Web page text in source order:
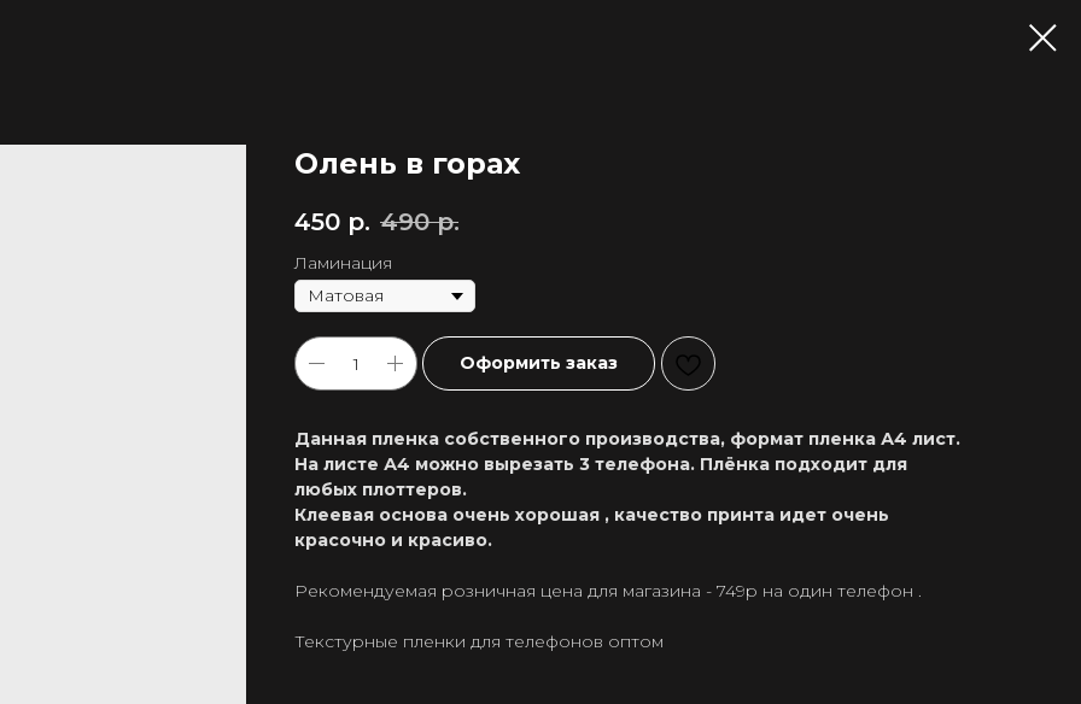
Олень в горах
450 р. 490 р.
Ламинация
Оформить заказ
Данная пленка собственного производства, формат пленка А4 лист.
На листе А4 можно вырезать 3 телефона. Плёнка подходит для
любых плоттеров.
Клеевая основа очень хорошая , качество принта идет очень
красочно и красиво.
Рекомендуемая розничная цена для магазина - 749р на один телефон .
Текстурные пленки для телефонов оптом